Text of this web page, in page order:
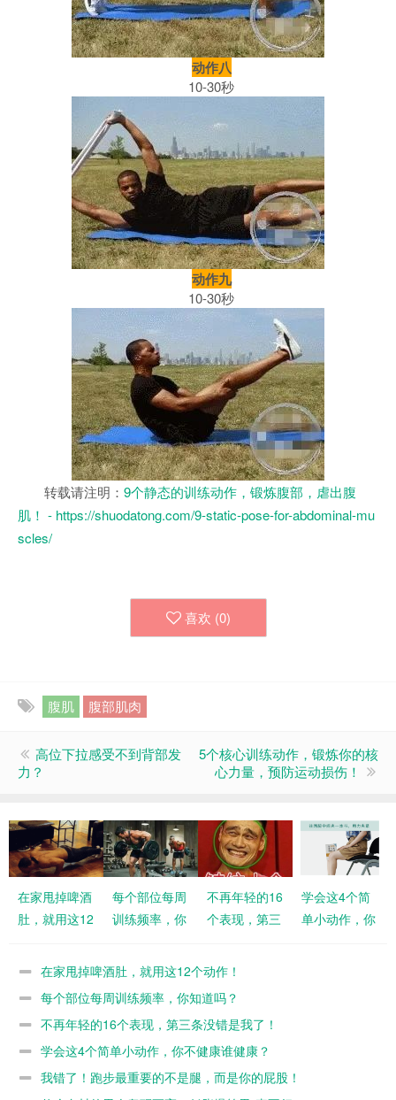
动作八
10-30秒
动作九
10-30秒
转载请注明： 9个静态的训练动作，锻炼腹部，虐出腹
肌！ - https://shuodatong.com/9-static-pose-for-abdominal-mu
scles/
喜欢 (0)
腹肌 腹部肌肉
高位下拉感受不到背部发
力？
5个核心训练动作，锻炼你的核
心力量，预防运动损伤！
在家甩掉啤酒
肚，就用这12
每个部位每周
训练频率，你
不再年轻的16
个表现，第三
了！
学会这4个简
单小动作，你
在家甩掉啤酒肚，就用这12个动作！
每个部位每周训练频率，你知道吗？
不再年轻的16个表现，第三条没错是我了！
学会这4个简单小动作，你不健康谁健康？
我错了！跑步最重要的不是腿，而是你的屁股！